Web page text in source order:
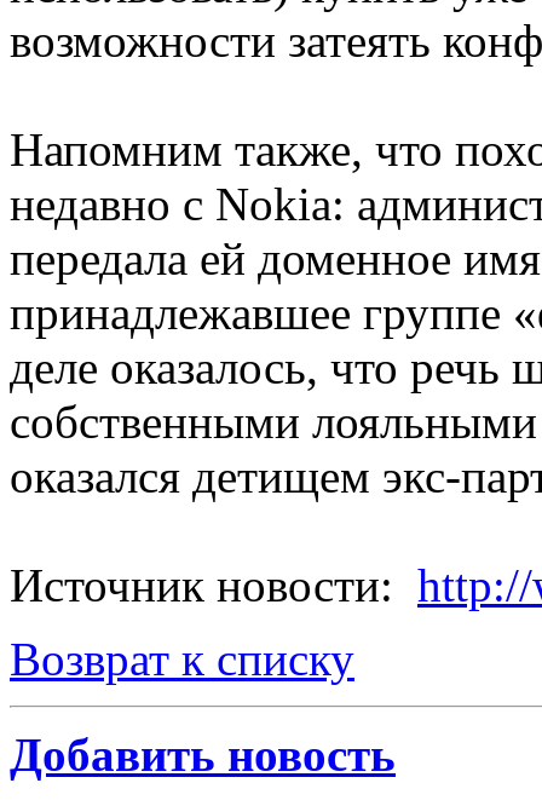
возможности затеять
Напомним также, что
недавно с Nokia:
передала ей доменное
принадлежавшее группе
деле оказалось, что речь
собственными
оказался детищем экс-
Источник новости: http://
Возврат к списку
Добавить новость